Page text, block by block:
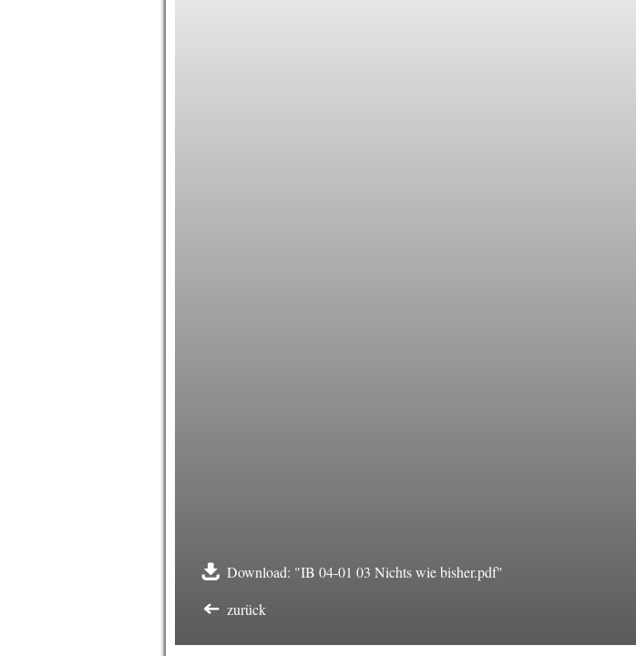
Download: "IB 04-01 03 Nichts wie bisher.pdf"
zurück